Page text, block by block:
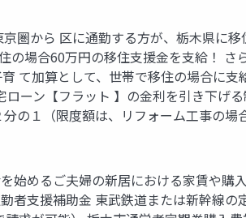
圏から 区に通勤する方が、栃木県に移
の場合60万円の移住支援金を支給！ さ
て加算として、世帯で移住の場合に支
ーン【フラット 】の金利を引き下げ
の１（限度額は、リフォーム工事の場
始めるご夫婦の新居における家賃や購
者支援補助金 東武鉄道または新幹線の